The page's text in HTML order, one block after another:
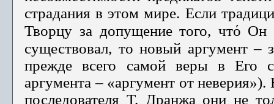
страдания в этом мире. Если
Творцу за до­пущение того, чтό Он
существовал, то новый аргумент –
прежде всего самой веры в Его
аргумента – «аргумент от
последователя Т. Дранжа они не